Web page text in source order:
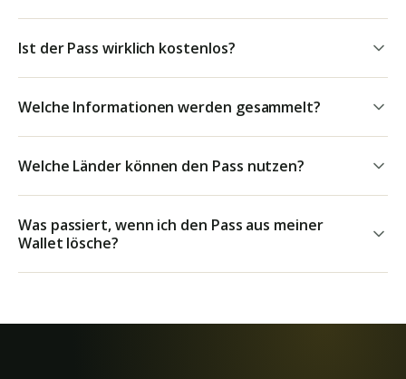
Ist der Pass wirklich kostenlos?
Welche Informationen werden gesammelt?
Welche Länder können den Pass nutzen?
Was passiert, wenn ich den Pass aus meiner
Wallet lösche?